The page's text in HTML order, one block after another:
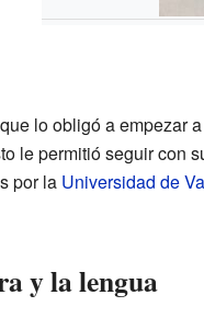
lo obligó a empezar
le permitió seguir con
por la Universidad de
y la lengua